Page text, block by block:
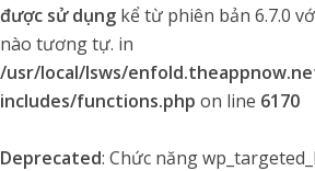
được sử dụng kể từ phiên bản 6.7.0
nào tương tự. in
/usr/local/lsws/
includes/functions.php on line 6170
Deprecated: Chức năng